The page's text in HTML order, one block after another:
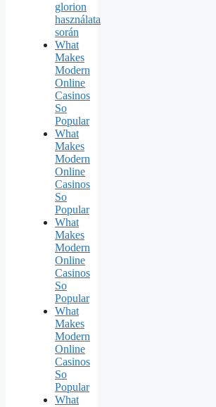
glorion
használata
során
What
Makes
Modern
Online
Casinos
So
Popular
What
Makes
Modern
Online
Casinos
So
Popular
What
Makes
Modern
Online
Casinos
So
Popular
What
Makes
Modern
Online
Casinos
So
Popular
What